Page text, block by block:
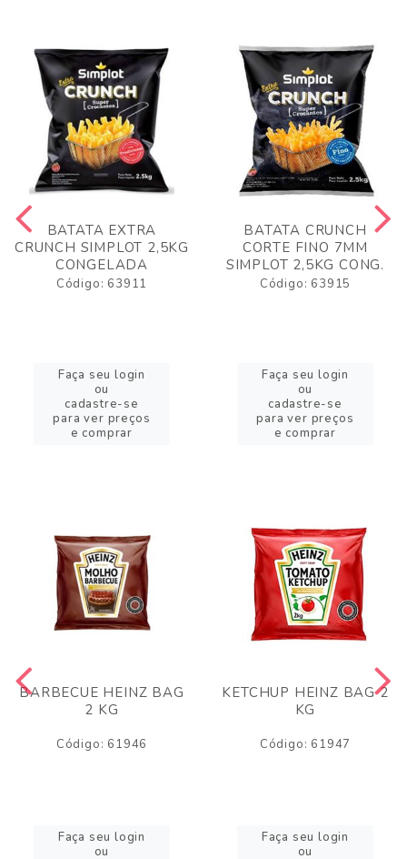
BATATA EXTRA
CRUNCH SIMPLOT 2,5KG
CONGELADA
Código: 63911
Faça seu login
ou
cadastre-se
para ver preços
e comprar
BATATA CRUNCH
CORTE FINO 7MM
SIMPLOT 2,5KG CONG.
Código: 63915
Faça seu login
ou
cadastre-se
para ver preços
e comprar
BARBECUE HEINZ BAG
2 KG
Código: 61946
Faça seu login
ou
KETCHUP HEINZ BAG 2
KG
Código: 61947
Faça seu login
ou